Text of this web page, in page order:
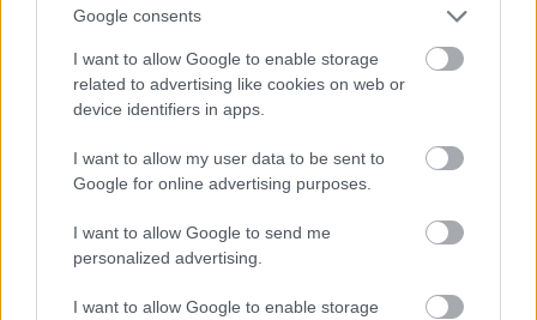
Google consents
I want to allow Google to enable storage
related to advertising like cookies on web or
device identifiers in apps.
I want to allow my user data to be sent to
Google for online advertising purposes.
I want to allow Google to send me
personalized advertising.
I want to allow Google to enable storage
Kisvárdán az Újpest ellen készülnek: Supka Attila
elárulta, mi lehet a siker kulcsa
A hőség is beleszólt a Kisvárda felkészülésébe, de a cél hazai pályán
is a pontszerzés.